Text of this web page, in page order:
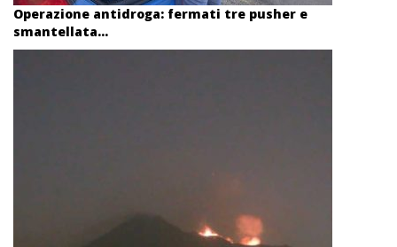
Operazione antidroga: fermati tre pusher e
smantellata...